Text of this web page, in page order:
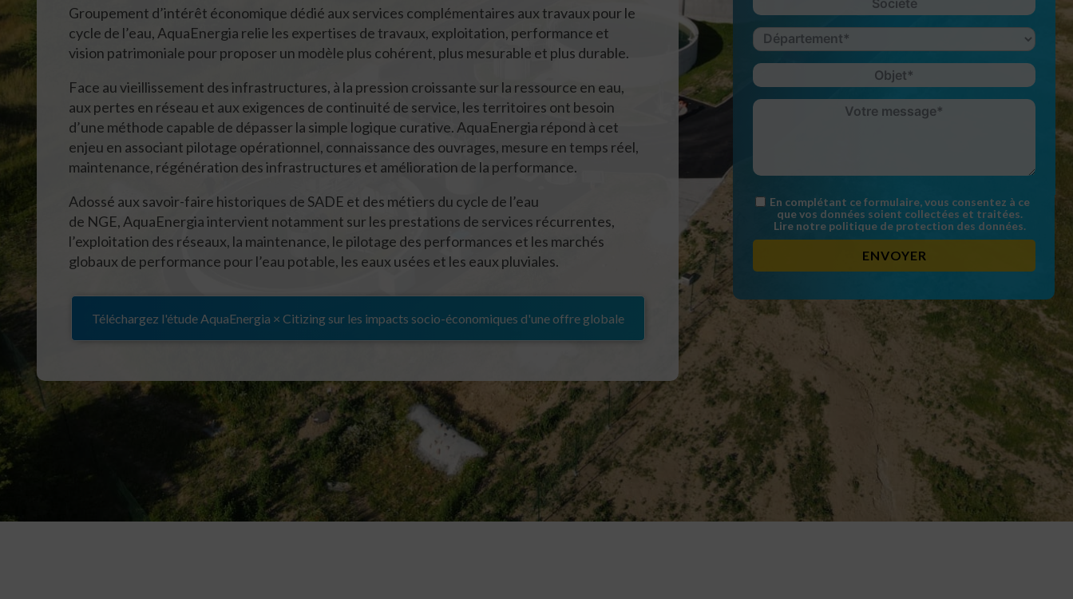
Groupement d’intérêt économique dédié aux services complémentaires aux travaux pour le
cycle de l’eau, AquaEnergia relie les expertises de travaux, exploitation, performance et
vision patrimoniale pour proposer un modèle plus cohérent, plus mesurable et plus durable.
Face au vieillissement des infrastructures, à la pression croissante sur la ressource en eau,
aux pertes en réseau et aux exigences de continuité de service, les territoires ont besoin
d’une méthode capable de dépasser la simple logique curative. AquaEnergia répond à cet
enjeu en associant pilotage opérationnel, connaissance des ouvrages, mesure en temps réel,
maintenance, régénération des infrastructures et amélioration de la performance.
Adossé aux savoir-faire historiques de SADE et des métiers du cycle de l’eau
de NGE, AquaEnergia intervient notamment sur les prestations de services récurrentes,
l’exploitation des réseaux, la maintenance, le pilotage des performances et les marchés
globaux de performance pour l’eau potable, les eaux usées et les eaux pluviales.
Téléchargez l'étude AquaEnergia × Citizing sur les impacts socio-économiques d'une offre globale
En complétant ce formulaire, vous consentez à ce
que vos données soient collectées et traitées.
Lire notre politique de protection des données.
ENVOYER